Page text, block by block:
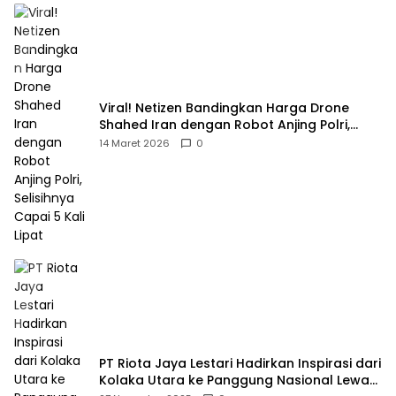
Viral! Netizen Bandingkan Harga Drone
Shahed Iran dengan Robot Anjing Polri,
Selisihnya Capai 5 Kali Lipat
14 Maret 2026 0
PT Riota Jaya Lestari Hadirkan Inspirasi dari
Kolaka Utara ke Panggung Nasional Lewat